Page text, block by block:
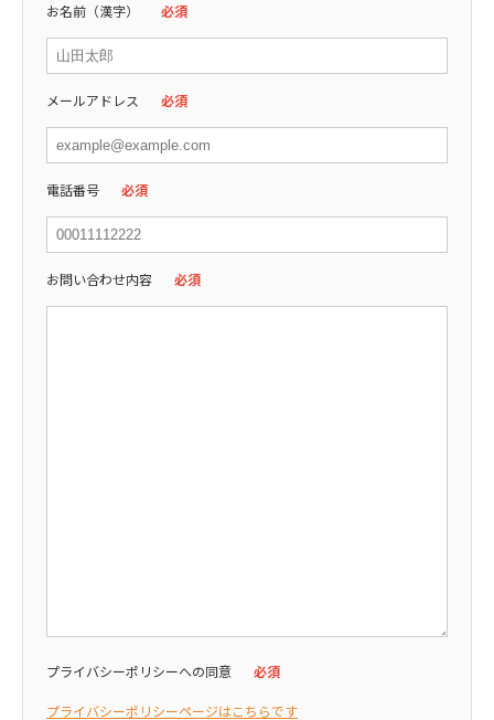
お名前（漢字） 必須
メールアドレス 必須
電話番号 必須
お問い合わせ内容 必須
プライバシーポリシーへの同意 必須
プライバシーポリシーページはこちらです